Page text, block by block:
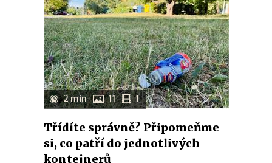
2 min 11 1
Třídíte správně? Připomeňme
si, co patří do jednotlivých
kontejnerů